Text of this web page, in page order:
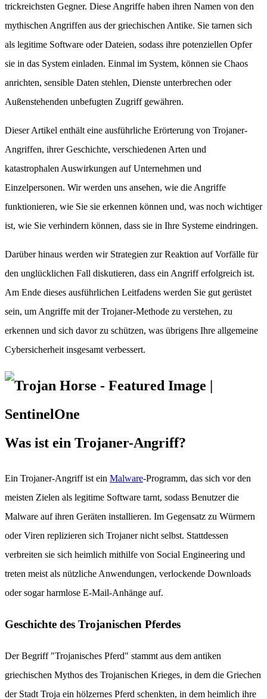
trickreichsten Gegner. Diese Angriffe haben ihren Namen von den
mythischen Angriffen aus der griechischen Antike. Sie tarnen sich
als legitime Software oder Dateien, sodass ihre potenziellen Opfer
sie in das System einladen. Einmal im System, können sie Chaos
anrichten, sensible Daten stehlen, Dienste unterbrechen oder
Außenstehenden unbefugten Zugriff gewähren.
Dieser Artikel enthält eine ausführliche Erörterung von Trojaner-
Angriffen, ihrer Geschichte, verschiedenen Arten und
katastrophalen Auswirkungen auf Unternehmen und
Einzelpersonen. Wir werden uns ansehen, wie die Angriffe
funktionieren, wie Sie sie erkennen können und, was noch wichtiger
ist, wie Sie verhindern können, dass sie in Ihre Systeme eindringen.
Darüber hinaus werden wir Strategien zur Reaktion auf Vorfälle für
den unglücklichen Fall diskutieren, dass ein Angriff erfolgreich ist.
Am Ende dieses ausführlichen Leitfadens werden Sie gut gerüstet
sein, um Angriffe mit der Trojaner-Methode zu verstehen, zu
erkennen und sich davor zu schützen, was übrigens Ihre allgemeine
Cybersicherheit insgesamt verbessert.
Was ist ein Trojaner-Angriff?
Ein Trojaner-Angriff ist ein Malware-Programm, das sich vor den
meisten Zielen als legitime Software tarnt, sodass Benutzer die
Malware auf ihren Geräten installieren. Im Gegensatz zu Würmern
oder Viren replizieren sich Trojaner nicht selbst. Stattdessen
verbreiten sie sich heimlich mithilfe von Social Engineering und
treten meist als nützliche Anwendungen, verlockende Downloads
oder sogar harmlose E-Mail-Anhänge auf.
Geschichte des Trojanischen Pferdes
Der Begriff "Trojanisches Pferd" stammt aus dem antiken
griechischen Mythos des Trojanischen Krieges, in dem die Griechen
der Stadt Troja ein hölzernes Pferd schenkten, in dem heimlich ihre